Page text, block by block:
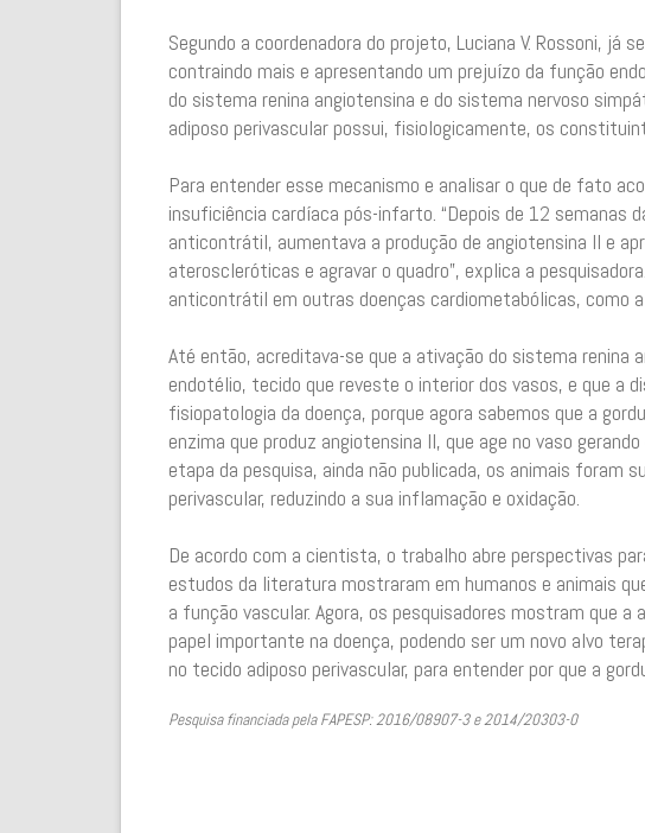
Segundo a coordenadora do projeto, Luciana V. Rossoni,
contraindo mais e apresentando um prejuízo da função
do sistema renina angiotensina e do sistema nervoso
adiposo perivascular possui, fisiologicamente, os
Para entender esse mecanismo e analisar o que de fato
insuficiência cardíaca pós-infarto. “Depois de 12 semanas
anticontrátil, aumentava a produção de angiotensina II e
ateroscleróticas e agravar o quadro”, explica a
anticontrátil em outras doenças cardiometabólicas, como
Até então, acreditava-se que a ativação do sistema renina
endotélio, tecido que reveste o interior dos vasos, e que a
fisiopatologia da doença, porque agora sabemos que a
enzima que produz angiotensina II, que age no vaso
etapa da pesquisa, ainda não publicada, os animais
perivascular, reduzindo a sua inflamação e oxidação.
De acordo com a cientista, o trabalho abre perspectivas
estudos da literatura mostraram em humanos e animais
a função vascular. Agora, os pesquisadores mostram que
papel importante na doença, podendo ser um novo alvo
no tecido adiposo perivascular, para entender por que a
Pesquisa financiada pela FAPESP: 2016/08907-3 e 2014/20303-0